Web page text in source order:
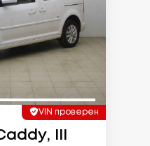
VIN проверен
III